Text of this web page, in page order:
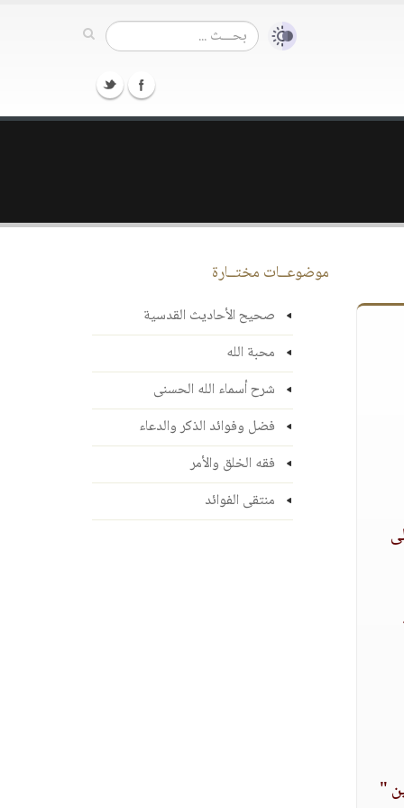
"
موضوعــات مختــارة
صحيح الأحاديث القدسية
محبة الله
شرح أسماء الله الحسنى
فضل وفوائد الذكر والدعاء
فقه الخلق والأمر
منتقى الفوائد